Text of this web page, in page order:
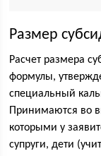
Размер
Расчет размера
формулы,
специальный
Принимаются во
которыми у
супруги, дети